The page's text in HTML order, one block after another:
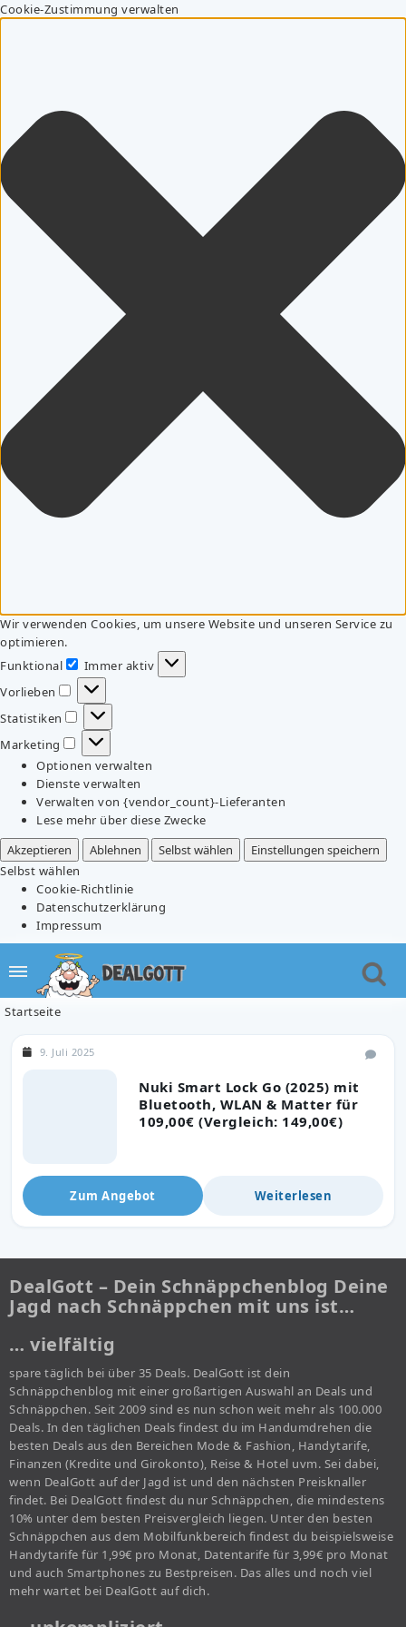
Cookie-Zustimmung verwalten
Wir verwenden Cookies, um unsere Website und unseren Service zu
optimieren.
Funktional
Funktional
Immer aktiv
Vorlieben
Vorlieben
Statistiken
Statistiken
Marketing
Marketing
Optionen verwalten
Dienste verwalten
Verwalten von {vendor_count}-Lieferanten
Lese mehr über diese Zwecke
Akzeptieren
Ablehnen Selbst wählen
Einstellungen speichern
Selbst wählen
Cookie-Richtlinie
Datenschutzerklärung
Impressum
Startseite
Nuki Smart Lock Go (2025) mit
Bluetooth, WLAN & Matter für
109,00€ (Vergleich: 149,00€)
9. Juli 2025
Zum Angebot Weiterlesen
DealGott – Dein Schnäppchenblog Deine
Jagd nach Schnäppchen mit uns ist…
… vielfältig
spare täglich bei über 35 Deals. DealGott ist dein
Schnäppchenblog mit einer großartigen Auswahl an Deals und
Schnäppchen. Seit 2009 sind es nun schon weit mehr als 100.000
Deals. In den täglichen Deals findest du im Handumdrehen die
besten Deals aus den Bereichen Mode & Fashion, Handytarife,
Finanzen (Kredite und Girokonto), Reise & Hotel uvm. Sei dabei,
wenn DealGott auf der Jagd ist und den nächsten Preisknaller
findet. Bei DealGott findest du nur Schnäppchen, die mindestens
10% unter dem besten Preisvergleich liegen. Unter den besten
Schnäppchen aus dem Mobilfunkbereich findest du beispielsweise
Handytarife für 1,99€ pro Monat, Datentarife für 3,99€ pro Monat
und auch Smartphones zu Bestpreisen. Das alles und noch viel
mehr wartet bei DealGott auf dich.